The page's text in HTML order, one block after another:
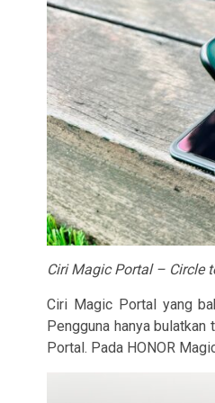
Ciri Magic Portal – Circle
Ciri Magic Portal yang
Pengguna hanya
Portal. Pada HONOR